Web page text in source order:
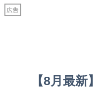
【8月最新